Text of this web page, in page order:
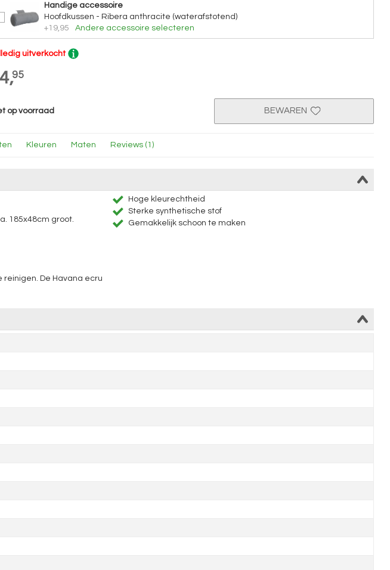
Handige accessoire
Hoofdkussen - Ribera anthracite (waterafstotend)
+19,95
Andere accessoire selecteren
uitverkocht
95
op voorraad BEWAREN
Kleuren Maten Reviews (1)
185x48cm groot.
De Havana ecru
Hoge kleurechtheid
Sterke synthetische stof
Gemakkelijk schoon te maken